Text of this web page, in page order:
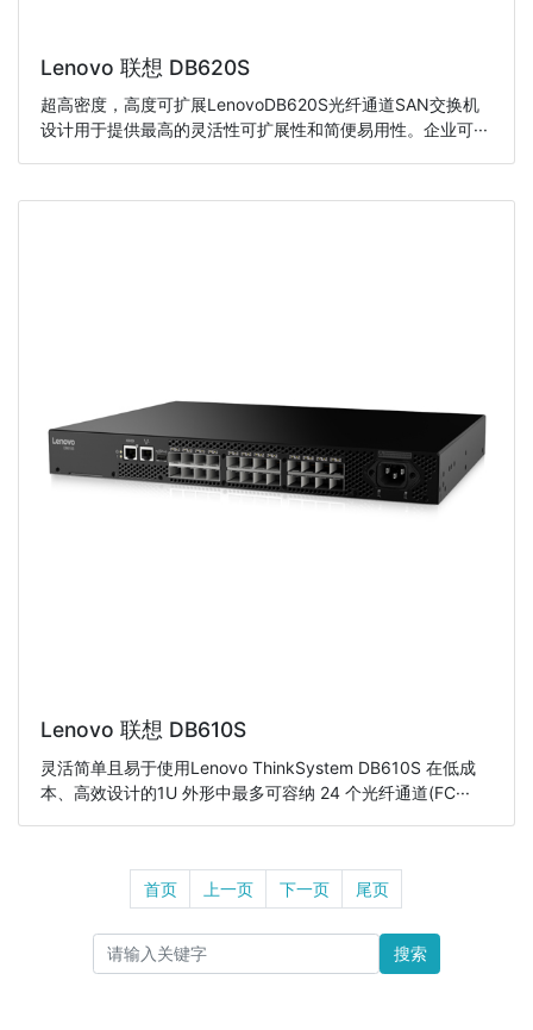
Lenovo 联想 DB620S
超高密度，高度可扩展LenovoDB620S光纤通道SAN交换机
设计用于提供最高的灵活性可扩展性和简便易用性。企业可···
Lenovo 联想 DB610S
灵活简单且易于使用Lenovo ThinkSystem DB610S 在低成
本、高效设计的1U 外形中最多可容纳 24 个光纤通道(FC···
首页 上一页 下一页 尾页
搜索